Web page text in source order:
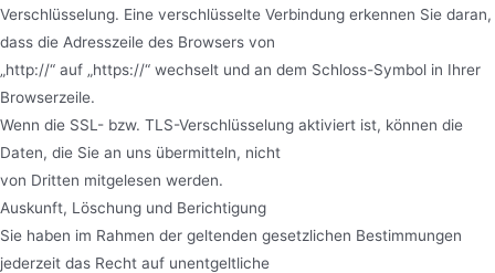
Verschlüsselung. Eine verschlüsselte Verbindung erkennen Sie daran,
dass die Adresszeile des Browsers von
„http://“ auf „https://“ wechselt und an dem Schloss-Symbol in Ihrer
Browserzeile.
Wenn die SSL- bzw. TLS-Verschlüsselung aktiviert ist, können die
Daten, die Sie an uns übermitteln, nicht
von Dritten mitgelesen werden.
Auskunft, Löschung und Berichtigung
Sie haben im Rahmen der geltenden gesetzlichen Bestimmungen
jederzeit das Recht auf unentgeltliche